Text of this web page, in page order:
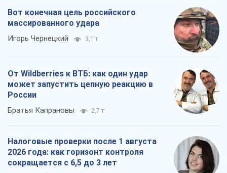
Вот конечная цель российского
массированного удара
Игорь Чернецкий 3,1 т.
От Wildberries к ВТБ: как один удар
может запустить цепную реакцию в
России
Братья Капрановы 2,7 т.
Налоговые проверки после 1 августа
2026 года: как горизонт контроля
сокращается с 6,5 до 3 лет